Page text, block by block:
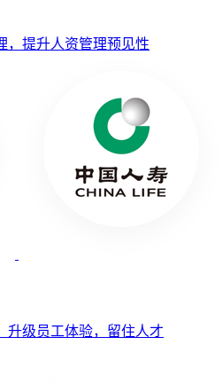
，提升人资管理预见性
升级员工体验，留住人才